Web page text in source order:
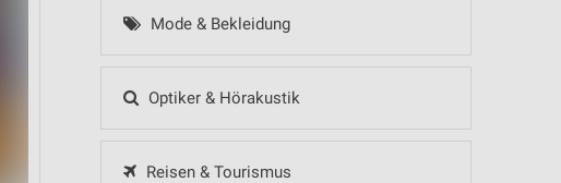
Mode & Bekleidung
Optiker & Hörakustik
Reisen & Tourismus